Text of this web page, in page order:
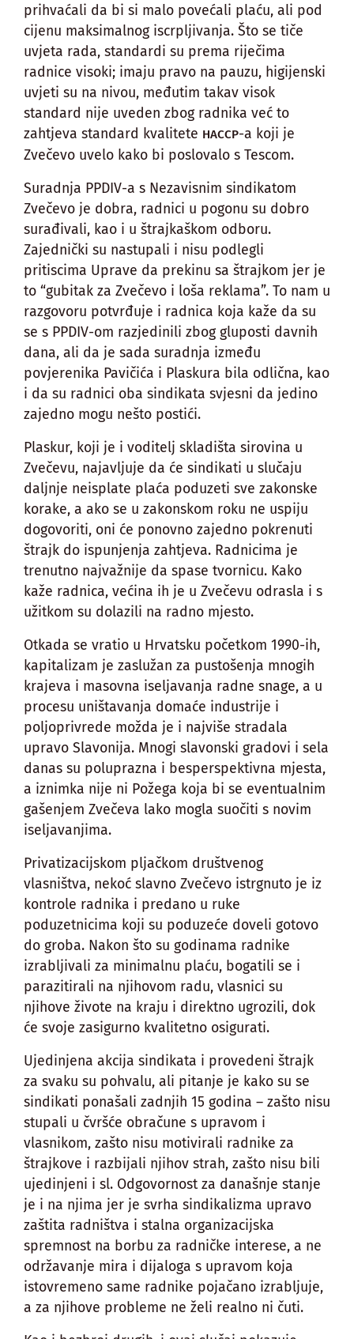
prihvaćali da bi si malo povećali plaću, ali pod
cijenu maksimalnog iscrpljivanja. Što se tiče
uvjeta rada, standardi su prema riječima
radnice visoki; imaju pravo na pauzu, higijenski
uvjeti su na nivou, međutim takav visok
standard nije uveden zbog radnika već to
zahtjeva standard kvalitete HACCP-a koji je
Zvečevo uvelo kako bi poslovalo s Tescom.
Suradnja PPDIV-a s Nezavisnim sindikatom
Zvečevo je dobra, radnici u pogonu su dobro
surađivali, kao i u štrajkaškom odboru.
Zajednički su nastupali i nisu podlegli
pritiscima Uprave da prekinu sa štrajkom jer je
to “gubitak za Zvečevo i loša reklama”. To nam u
razgovoru potvrđuje i radnica koja kaže da su
se s PPDIV-om razjedinili zbog gluposti davnih
dana, ali da je sada suradnja između
povjerenika Pavičića i Plaskura bila odlična, kao
i da su radnici oba sindikata svjesni da jedino
zajedno mogu nešto postići.
Plaskur, koji je i voditelj skladišta sirovina u
Zvečevu, najavljuje da će sindikati u slučaju
daljnje neisplate plaća poduzeti sve zakonske
korake, a ako se u zakonskom roku ne uspiju
dogovoriti, oni će ponovno zajedno pokrenuti
štrajk do ispunjenja zahtjeva. Radnicima je
trenutno najvažnije da spase tvornicu. Kako
kaže radnica, većina ih je u Zvečevu odrasla i s
užitkom su dolazili na radno mjesto.
Otkada se vratio u Hrvatsku početkom 1990-ih,
kapitalizam je zaslužan za pustošenja mnogih
krajeva i masovna iseljavanja radne snage, a u
procesu uništavanja domaće industrije i
poljoprivrede možda je i najviše stradala
upravo Slavonija. Mnogi slavonski gradovi i sela
danas su poluprazna i besperspektivna mjesta,
a iznimka nije ni Požega koja bi se eventualnim
gašenjem Zvečeva lako mogla suočiti s novim
iseljavanjima.
Privatizacijskom pljačkom društvenog
vlasništva, nekoć slavno Zvečevo istrgnuto je iz
kontrole radnika i predano u ruke
poduzetnicima koji su poduzeće doveli gotovo
do groba. Nakon što su godinama radnike
izrabljivali za minimalnu plaću, bogatili se i
parazitirali na njihovom radu, vlasnici su
njihove živote na kraju i direktno ugrozili, dok
će svoje zasigurno kvalitetno osigurati.
Ujedinjena akcija sindikata i provedeni štrajk
za svaku su pohvalu, ali pitanje je kako su se
sindikati ponašali zadnjih 15 godina – zašto nisu
stupali u čvršće obračune s upravom i
vlasnikom, zašto nisu motivirali radnike za
štrajkove i razbijali njihov strah, zašto nisu bili
ujedinjeni i sl. Odgovornost za današnje stanje
je i na njima jer je svrha sindikalizma upravo
zaštita radništva i stalna organizacijska
spremnost na borbu za radničke interese, a ne
održavanje mira i dijaloga s upravom koja
istovremeno same radnike pojačano izrabljuje,
a za njihove probleme ne želi realno ni čuti.